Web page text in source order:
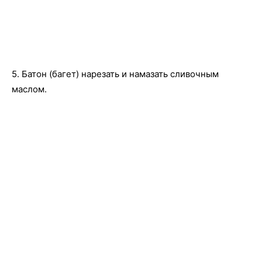
5. Батон (багет) нарезать и намазать сливочным
маслом.